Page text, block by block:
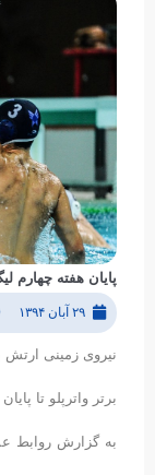
پایان هفته چهارم
۲۹ آبان ۱۳۹۴
نیروی زمینی ارتش
برتر واترپلو تا
به گزارش روابط